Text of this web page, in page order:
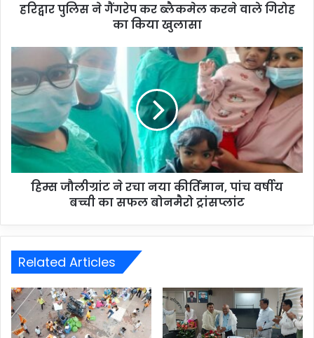
हरिद्वार पुलिस ने गैंगरेप कर ब्लैकमेल करने वाले गिरोह
का किया खुलासा
हिम्स जौलीग्रांट ने रचा नया कीर्तिमान, पांच वर्षीय
बच्ची का सफल बोनमैरो ट्रांसप्लांट
Related Articles